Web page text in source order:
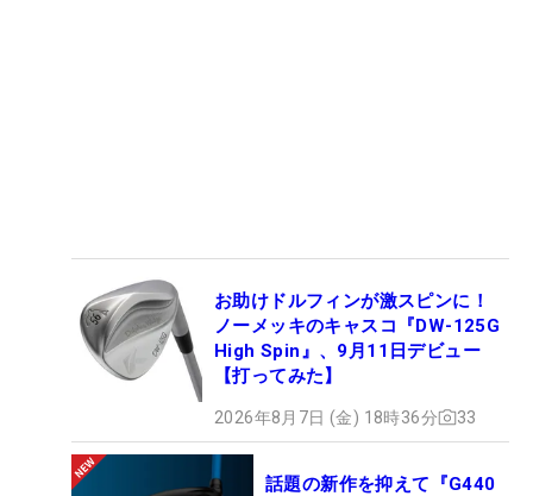
お助けドルフィンが激スピンに！
ノーメッキのキャスコ『DW-125G
High Spin』、9月11日デビュー
【打ってみた】
2026年8月7日 (金) 18時36分 33
話題の新作を抑えて『G440